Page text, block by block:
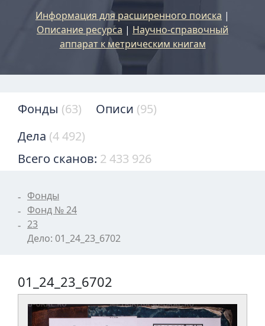
Информация для расширенного поиска |
Описание ресурса | Научно-справочный
аппарат к метрическим книгам
Фонды (63) Описи (95)
Дела (4 492)
Всего сканов: 2 433 926
Фонды
Фонд № 24
23
Дело: 01_24_23_6702
01_24_23_6702